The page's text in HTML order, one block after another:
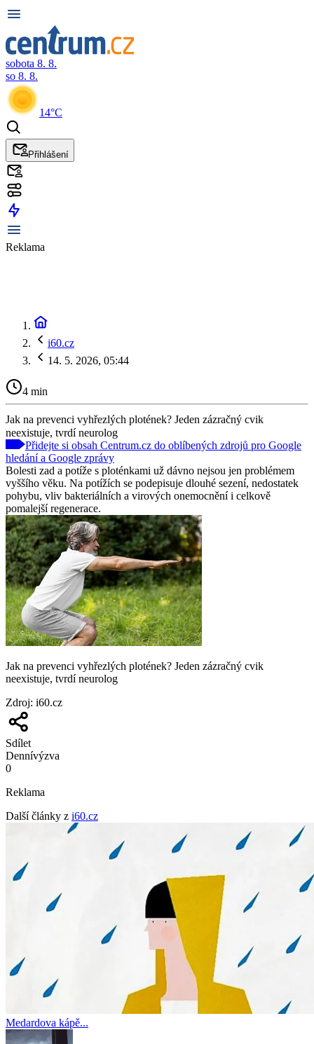
sobota 8. 8.
so 8. 8.
14°C
Přihlášení
Reklama
i60.cz
14. 5. 2026, 05:44
4 min
Jak na prevenci vyhřezlých plotének? Jeden zázračný cvik
neexistuje, tvrdí neurolog
Přidejte si obsah Centrum.cz do oblíbených zdrojů pro Google
hledání a Google zprávy
Bolesti zad a potíže s ploténkami už dávno nejsou jen problémem
vyššího věku. Na potížích se podepisuje dlouhé sezení, nedostatek
pohybu, vliv bakteriálních a virových onemocnění i celkově
pomalejší regenerace.
Jak na prevenci vyhřezlých plotének? Jeden zázračný cvik
neexistuje, tvrdí neurolog
Zdroj: i60.cz
Sdílet
Dennívýzva
0
Reklama
Další články z i60.cz
Medardova kápě...